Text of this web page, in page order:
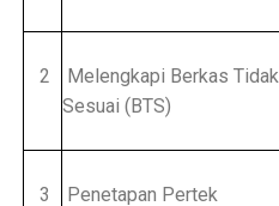
2
Melengkapi Berkas Tidak
Sesuai (BTS)
3
Penetapan Pertek